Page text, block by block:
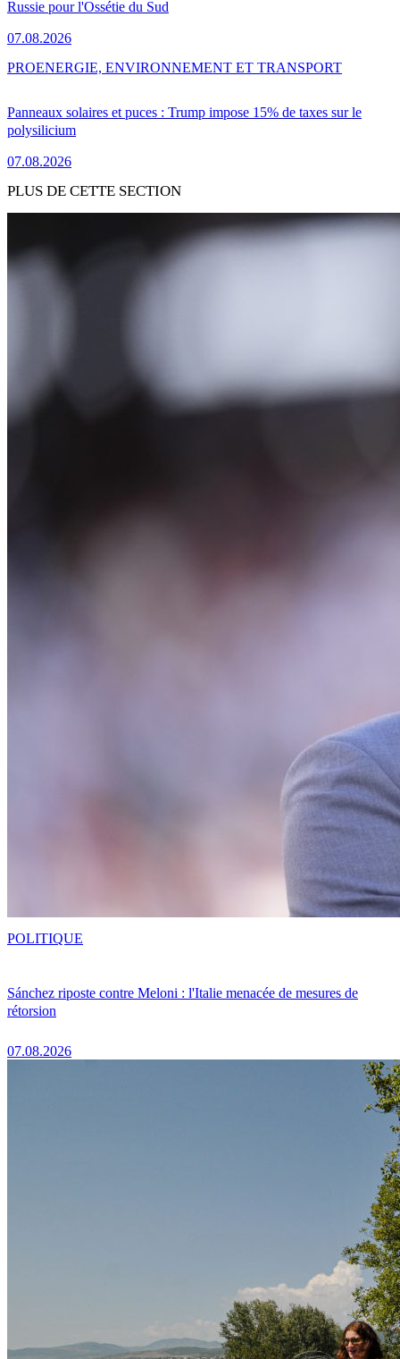
Russie pour l'Ossétie du Sud
07.08.2026
Panneaux solaires et puces : Trump impose 15% de taxes sur le
polysilicium
07.08.2026
PROENERGIE, ENVIRONNEMENT ET TRANSPORT
PLUS DE CETTE SECTION
Sánchez riposte contre Meloni : l'Italie menacée de mesures de
rétorsion
07.08.2026
POLITIQUE